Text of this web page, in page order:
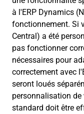
à l'ERP Dynamics
fonctionnement. Si
Central) a été
pas fonctionner
nécessaires pour
correctement avec
seront loués
personnalisation
standard doit être